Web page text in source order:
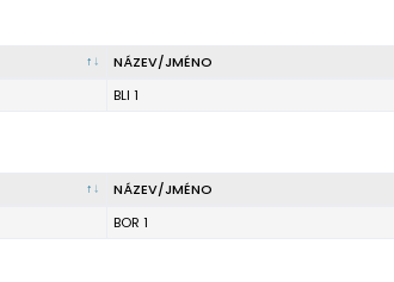
NÁZEV/JMÉNO
BLI 1
NÁZEV/JMÉNO
BOR 1